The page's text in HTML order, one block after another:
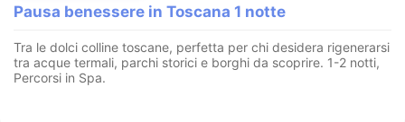
Pausa benessere in Toscana 1 notte
Tra le dolci colline toscane, perfetta per chi desidera rigenerarsi
tra acque termali, parchi storici e borghi da scoprire. 1-2 notti,
Percorsi in Spa.